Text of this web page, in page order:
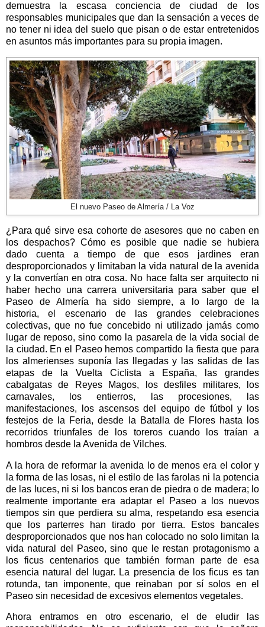
demuestra la escasa conciencia de ciudad de los
responsables municipales que dan la sensación a veces de
no tener ni idea del suelo que pisan o de estar entretenidos
en asuntos más importantes para su propia imagen.
El nuevo Paseo de Almería / La Voz
¿Para qué sirve esa cohorte de asesores que no caben en
los despachos? Cómo es posible que nadie se hubiera
dado cuenta a tiempo de que esos jardines eran
desproporcionados y limitaban la vida natural de la avenida
y la convertían en otra cosa. No hace falta ser arquitecto ni
haber hecho una carrera universitaria para saber que el
Paseo de Almería ha sido siempre, a lo largo de la
historia, el escenario de las grandes celebraciones
colectivas, que no fue concebido ni utilizado jamás como
lugar de reposo, sino como la pasarela de la vida social de
la ciudad. En el Paseo hemos compartido la fiesta que para
los almerienses suponía las llegadas y las salidas de las
etapas de la Vuelta Ciclista a España, las grandes
cabalgatas de Reyes Magos, los desfiles militares, los
carnavales, los entierros, las procesiones, las
manifestaciones, los ascensos del equipo de fútbol y los
festejos de la Feria, desde la Batalla de Flores hasta los
recorridos triunfales de los toreros cuando los traían a
hombros desde la Avenida de Vilches.
A la hora de reformar la avenida lo de menos era el color y
la forma de las losas, ni el estilo de las farolas ni la potencia
de las luces, ni si los bancos eran de piedra o de madera; lo
realmente importante era adaptar el Paseo a los nuevos
tiempos sin que perdiera su alma, respetando esa esencia
que los parterres han tirado por tierra. Estos bancales
desproporcionados que nos han colocado no solo limitan la
vida natural del Paseo, sino que le restan protagonismo a
los ficus centenarios que también forman parte de esa
esencia natural del lugar. La presencia de los ficus es tan
rotunda, tan imponente, que reinaban por sí solos en el
Paseo sin necesidad de excesivos elementos vegetales.
Ahora entramos en otro escenario, el de eludir las